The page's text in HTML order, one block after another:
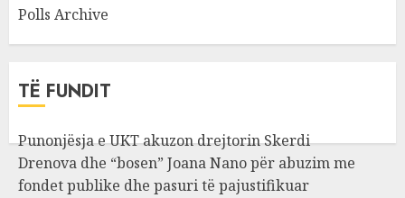
Polls Archive
TË FUNDIT
Punonjësja e UKT akuzon drejtorin Skerdi
Drenova dhe “bosen” Joana Nano për abuzim me
fondet publike dhe pasuri të pajustifikuar